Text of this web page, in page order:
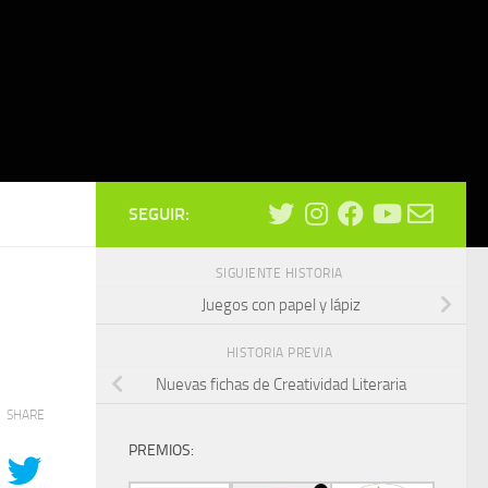
SHARE
SEGUIR:
SIGUIENTE HISTORIA
Juegos con papel y lápiz
HISTORIA PREVIA
Nuevas fichas de Creatividad Literaria
PREMIOS: